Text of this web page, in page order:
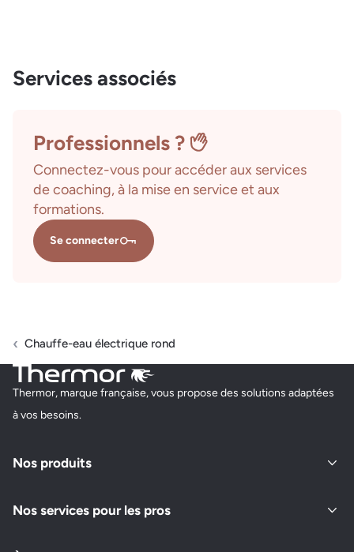
Services associés
Professionnels ?
Connectez-vous pour accéder aux services
de coaching, à la mise en service et aux
formations.
Se connecter
Chauffe-eau électrique rond
Thermor, marque française, vous propose des solutions adaptées
à vos besoins.
Nos produits
Nos services pour les pros